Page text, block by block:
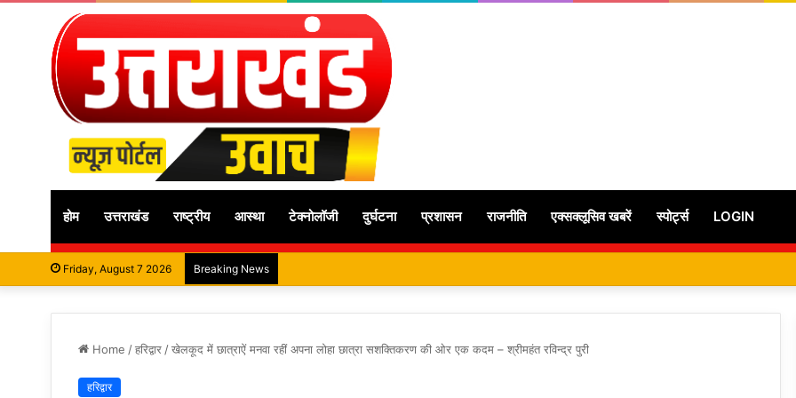
होम उत्तराखंड राष्ट्रीय आस्था टेक्नोलॉजी दुर्घटना प्रशासन राजनीति एक्सक्लूसिव खबरें स्पोर्ट्स LOGIN
Friday, August 7 2026 Breaking News
Home /हरिद्वार /खेलकूद में छात्राऐं मनवा रहीं अपना लोहा छात्रा सशक्तिकरण की ओर एक कदम – श्रीमहंत रविन्द्र पुरी
हरिद्वार